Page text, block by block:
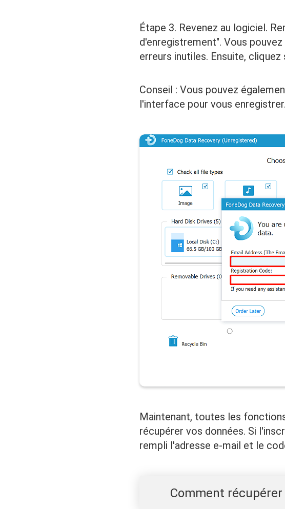
Étape 3. Revenez au logiciel.
d'enregistrement". Vous
erreurs inutiles. Ensuite,
Conseil : Vous pouvez
l'interface pour vous enregistrer.
Maintenant, toutes les
récupérer vos données. Si
rempli l'adresse e-mail et le
Comment